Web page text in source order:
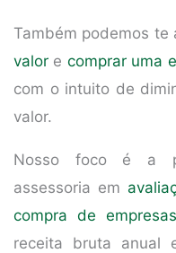
Também podemos te
valor e comprar uma
com o intuito de
valor.
Nosso foco é a
assessoria em
compra de empresas
receita bruta anual